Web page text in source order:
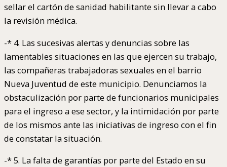
sellar el cartón de sanidad habilitante sin llevar a cabo
la revisión médica.
-* 4. Las sucesivas alertas y denuncias sobre las
lamentables situaciones en las que ejercen su trabajo,
las compañeras trabajadoras sexuales en el barrio
Nueva Juventud de este municipio. Denunciamos la
obstaculización por parte de funcionarios municipales
para el ingreso a ese sector, y la intimidación por parte
de los mismos ante las iniciativas de ingreso con el fin
de constatar la situación.
-* 5. La falta de garantías por parte del Estado en su